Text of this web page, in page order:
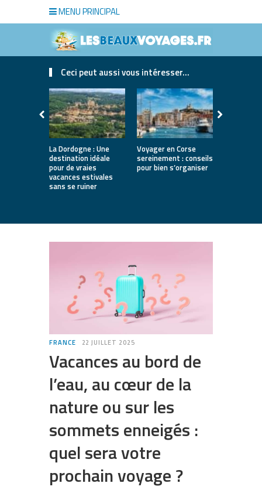
MENU PRINCIPAL
Ceci peut aussi vous intéresser...
La Dordogne : Une
destination idéale
pour de vraies
vacances estivales
sans se ruiner
Voyager en Corse
sereinement : conseils
pour bien s’organiser
FRANCE 22 JUILLET 2025
Vacances au bord de
l’eau, au cœur de la
nature ou sur les
sommets enneigés :
quel sera votre
prochain voyage ?